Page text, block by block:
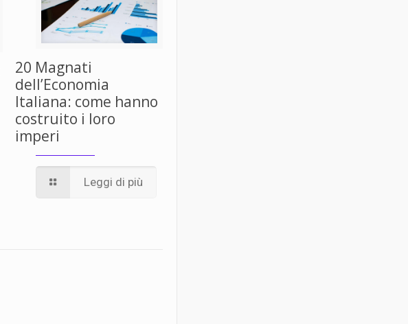
20 Magnati
dell’Economia
Italiana: come hanno
costruito i loro
imperi
Leggi di più